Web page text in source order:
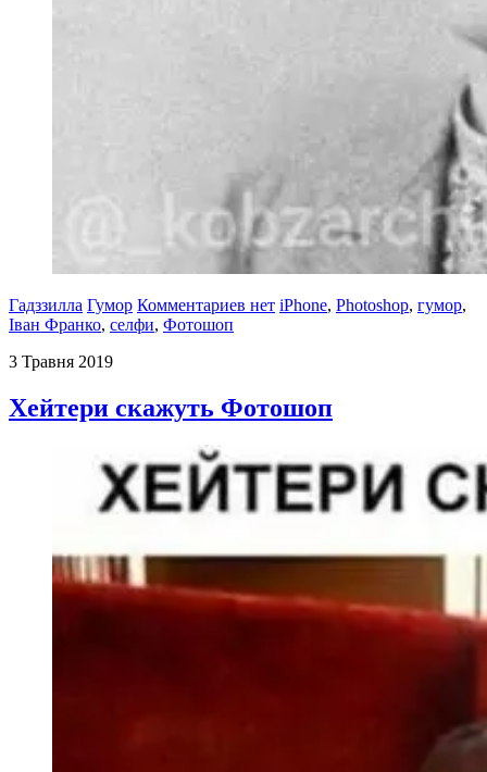
Гадззилла Гумор Комментариев нет iPhone, Photoshop, гумор,
Іван Франко, селфи, Фотошоп
3 Травня 2019
Хейтери скажуть Фотошоп